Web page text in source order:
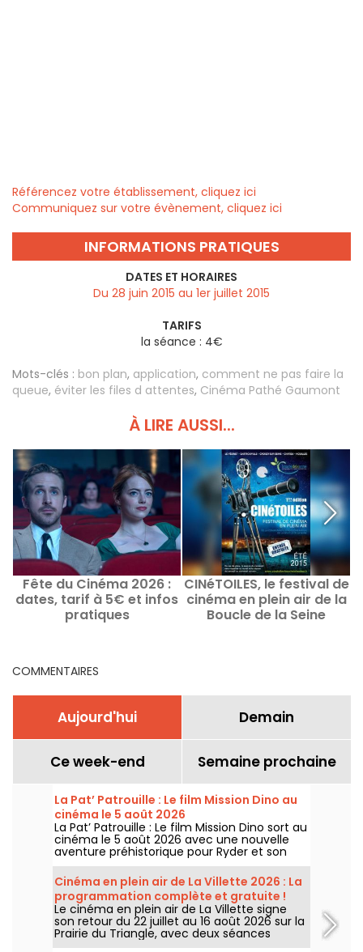
Référencez votre établissement, cliquez ici
Communiquez sur votre évènement, cliquez ici
INFORMATIONS PRATIQUES
DATES ET HORAIRES
Du 28 juin 2015 au 1er juillet 2015
TARIFS
la séance : 4€
Mots-clés : bon plan, application, comment ne pas faire la
queue, éviter les files d attentes, Cinéma Pathé Gaumont
À LIRE AUSSI...
Fête du Cinéma 2026 :
dates, tarif à 5€ et infos
pratiques
CINéTOILES, le festival de
cinéma en plein air de la
Boucle de la Seine
COMMENTAIRES
Aujourd'hui Demain
Ce week-end Semaine prochaine
La Pat’ Patrouille : Le film Mission Dino au
cinéma le 5 août 2026
La Pat’ Patrouille : Le film Mission Dino sort au
cinéma le 5 août 2026 avec une nouvelle
aventure préhistorique pour Ryder et son
équipe.
Cinéma en plein air de La Villette 2026 : La
programmation complète et gratuite !
Le cinéma en plein air de La Villette signe
son retour du 22 juillet au 16 août 2026 sur la
Prairie du Triangle, avec deux séances
gratuites par jour, à 18h et 21h. Pour cette